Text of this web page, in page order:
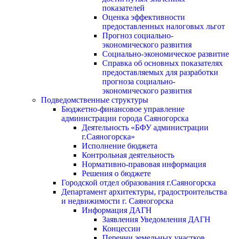
показателей
Оценка эффективности
предоставленных налоговых льгот
Прогноз социально-
экономического развития
Социально-экономическое развитие
Справка об основных показателях
предоставляемых для разработки
прогноза социально-
экономического развития
Подведомственные структуры
Бюджетно-финансовое управление
администрации города Саяногорска
Деятельность «БФУ администрации
г.Саяногорска»
Исполнение бюджета
Контрольная деятельность
Нормативно-правовая информация
Решения о бюджете
Городской отдел образования г.Саяногорска
Департамент архитектуры, градостроительства
и недвижимости г. Саяногорска
Информация ДАГН
Заявления Уведомления ДАГН
Концессии